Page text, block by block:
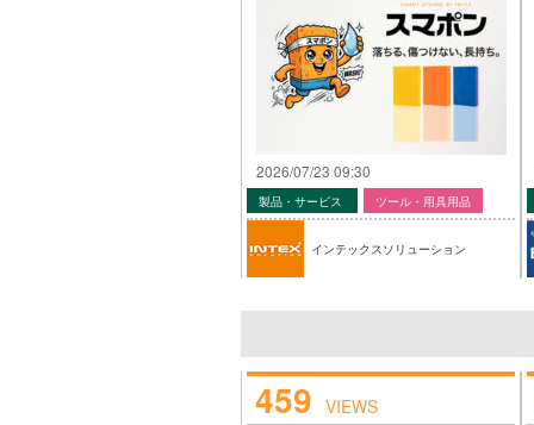
2026/07/23 09:30
製品・サービス ツール・用具用品
インテックスソリューション
459 VIEWS